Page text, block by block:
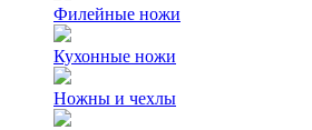
Филейные ножи
Кухонные ножи
Ножны и чехлы